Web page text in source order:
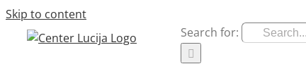
Skip to content
Search for: